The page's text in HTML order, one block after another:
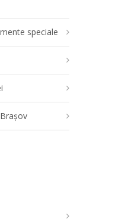
speciale